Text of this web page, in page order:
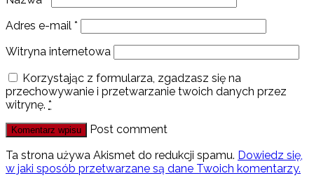
Adres e-mail *
Witryna internetowa
Korzystając z formularza, zgadzasz się na
przechowywanie i przetwarzanie twoich danych przez
witrynę. *
Post comment
Ta strona używa Akismet do redukcji spamu. Dowiedz się,
w jaki sposób przetwarzane są dane Twoich komentarzy.